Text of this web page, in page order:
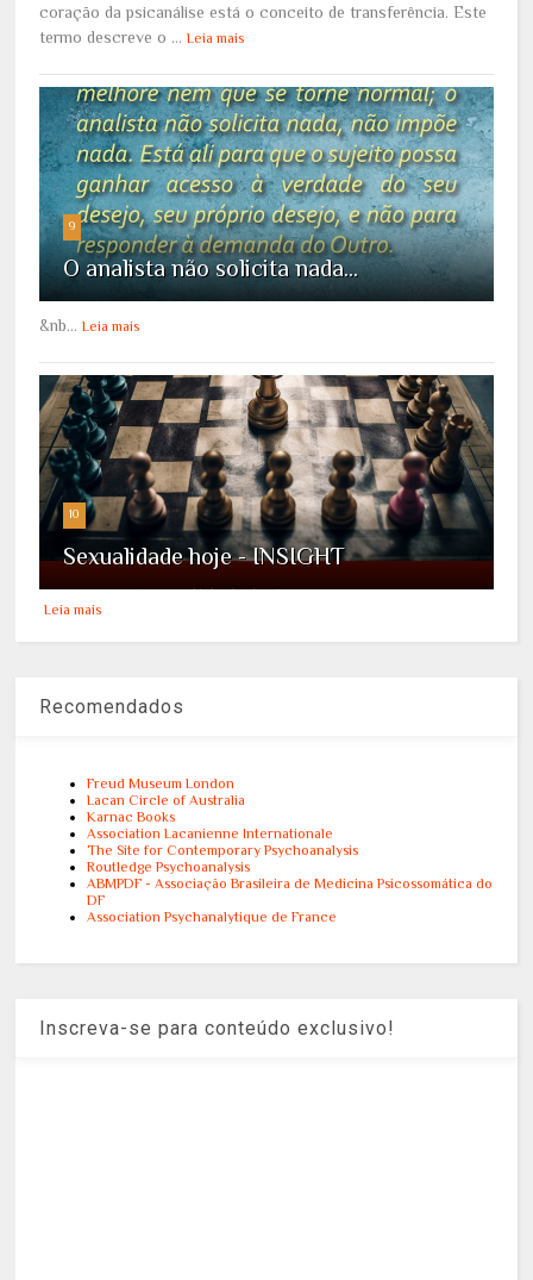
coração da psicanálise está o conceito de transferência. Este
termo descreve o ... Leia mais
9
O analista não solicita nada...
&nb... Leia mais
10
Sexualidade hoje - INSIGHT
Leia mais
Recomendados
Freud Museum London
Lacan Circle of Australia
Karnac Books
Association Lacanienne Internationale
The Site for Contemporary Psychoanalysis
Routledge Psychoanalysis
ABMPDF - Associação Brasileira de Medicina Psicossomática do
DF
Association Psychanalytique de France
Inscreva-se para conteúdo exclusivo!